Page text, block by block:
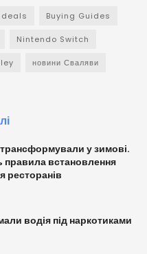
deals Buying Guides
Nintendo Switch
новини Сваляви
трансформували у зимові.
правила встановлення
ресторанів
водія під наркотиками